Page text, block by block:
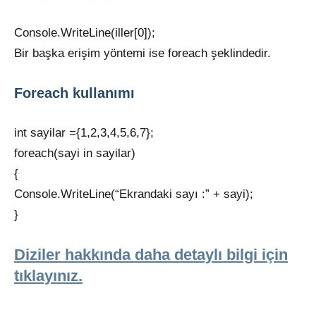
Console.WriteLine(iller[0]);
Bir başka erişim yöntemi ise foreach şeklindedir.
Foreach kullanımı
int sayilar ={1,2,3,4,5,6,7};
foreach(sayi in sayilar)
{
Console.WriteLine(“Ekrandaki sayı :” + sayi);
}
Diziler hakkında daha detaylı bilgi için
tıklayınız.